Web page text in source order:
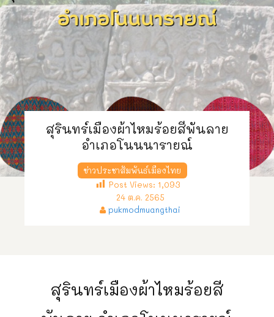
สุรินทร์เมืองผ้าไหมร้อยสีพันลาย
อำเภอโนนนารายณ์
ข่าวประชาสัมพันธ์เมืองไทย
Post Views: 1,093
24 ต.ค. 2565
pukmodmuangthai
สุรินทร์เมืองผ้าไหมร้อยสี